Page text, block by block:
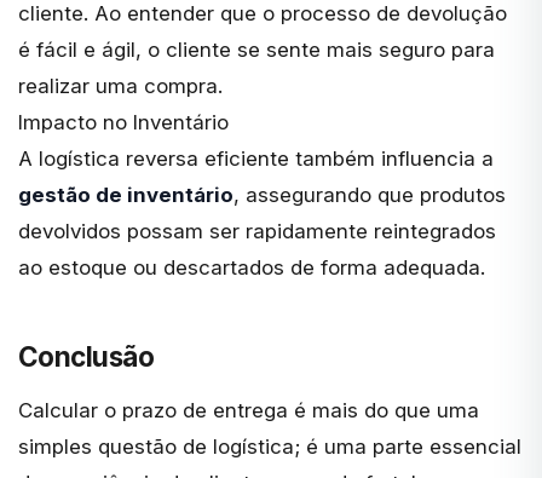
cliente. Ao entender que o processo de devolução
é fácil e ágil, o cliente se sente mais seguro para
realizar uma compra.
Impacto no Inventário
A logística reversa eficiente também influencia a
gestão de inventário, assegurando que produtos
devolvidos possam ser rapidamente reintegrados
ao estoque ou descartados de forma adequada.
Conclusão
Calcular o prazo de entrega é mais do que uma
simples questão de logística; é uma parte essencial